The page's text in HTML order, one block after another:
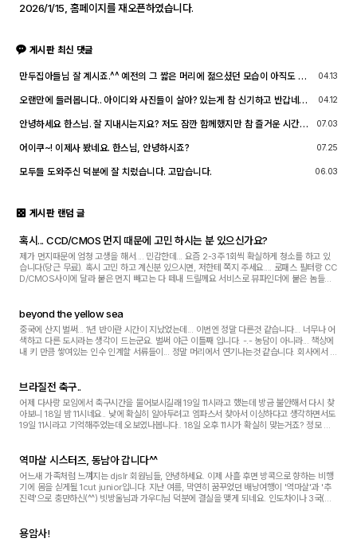
2026/1/15, 홈페이지를 재오픈하였습니다.
게시판 최신 댓글
만두집아들님 잘 계시죠.^^ 예전의 그 짧은 머리에 젊으셨던 모습이 아직도 기
호회 활동의 추억을 남길 겸 가능한 계속 홈페이지를 유지할 예정입니다. 생각
나실 때 종종 방문해 주세요.^^
04.13
오랜만에 들러봅니다.. 아이디와 사진들이 살아? 있는게 참 신기하고 반갑네요
이제 제가 그 나이가 되버렸습니다^^..
04.12
안녕하세요 한스님. 잘 지내시는지요? 저도 잠깐 함께했지만 참 즐거운 시간이
07.03
어이쿠~! 이제사 봤네요. 한스님, 안녕하시죠? 07.25
모두들 도와주신 덕분에 잘 치렀습니다. 고맙습니다. 06.03
게시판 랜덤 글
혹시... CCD/CMOS 먼지 때문에 고민 하시는 분 있으신가요?
제가 먼지때문에 엄청 고생을 해서.... 민감한데... 요즘 2-3주 1회씩 확실하게 청소를 하고 있
습니다(당근 무료). 혹시 고민 하고 계신분 있으시면, 저한테 쪽지 주세요.... 로패스 필터랑 CC
D/CMOS사이에 달라 붙은 먼지 빼고는 다 떼내 드릴께요 서비스로 뷰파인더에 붙은 놈들도
beyond the yellow sea
중국에 산지 벌써... 1년 반이란 시간이 지났었는데... 이번엔 정말 다른것 같습니다... 너무나 어
색하고 다른 도시라는 생각이 드는군요. 벌써 야근 이틀째 입니다. -.- 농담이 아니라... 책상에
내 키 만큼 쌓여있는 인수 인계할 서류들이... 정말 머리에서 연기나는것 같습니다. 회사에서 아
브라질전 축구..
어제 다사랑 모임에서 축구시간을 물어보시길래 19일 11시라고 했는데 방금 불안해서 다시 찾
아보니 18일 밤 11시네요.. 낮에 확실히 알아두려고 엠파스서 찾아서 이상하다고 생각하면서도
19일 11시라고 기억해주었는데 오보였나봅니다.. 18일 오후 11시가 확실히 맞는거죠? 정모 출
역마살 시스터즈, 동남아 갑니다^^
어느새 가족처럼 느껴지는 djslr 회원님들, 안녕하세요. 이제 사흘 후면 방콕으로 향하는 비행
기에 몸을 싣게될 1cut junior입니다. 지난 여름, 막연히 꿈꾸었던 배낭여행이 '역마살'과 '추
진력'으로 충만하신(^^) 빗방울님과 가우디님 덕분에 결실을 맺게 되네요. 인도차이나 3국(태
용암사!